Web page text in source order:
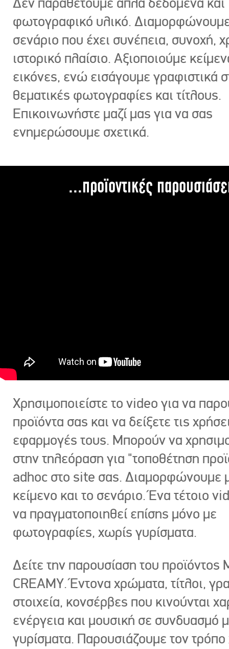
Δεν παραθέτουμε απλά δεδομένα και
φωτογραφικό υλικό.
σενάριο που έχει συνέπεια, συνοχή,
ιστορικό πλαίσιο. Αξιοποιούμε
εικόνες, ενώ εισάγουμε γραφιστικά
θεματικές φωτογραφίες και τίτλους.
Επικοινωνήστε μαζί μας για να σας
ενημερώσουμε σχετικά.
...προϊοντικές
Χρησιμοποιείστε το video για να
προϊόντα σας και να δείξετε τις
εφαρμογές τους. Μπορούν να
στην τηλεόραση για "τοποθέτηση
adhoc στο site σας. Διαμορφώνουμε
κείμενο και το σενάριο. Ένα τέτοιο
να πραγματοποιηθεί επίσης μόνο με
φωτογραφίες, χωρίς γυρίσματα.
Δείτε την παρουσίαση του προϊόντος
CREAMY. Έντονα χρώματα, τίτλοι,
στοιχεία, κονσέρβες που κινούνται
ενέργεια και μουσική σε συνδυασμό
γυρίσματα. Παρουσιάζουμε τον